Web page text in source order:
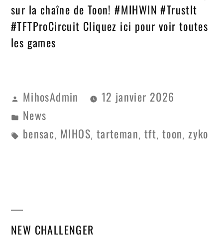
sur la chaîne de Toon! #MIHWIN #TrustIt
#TFTProCircuit Cliquez ici pour voir toutes
les games
MihosAdmin
12 janvier 2026
News
bensac, MIHOS, tarteman, tft, toon,zyko
NEW CHALLENGER